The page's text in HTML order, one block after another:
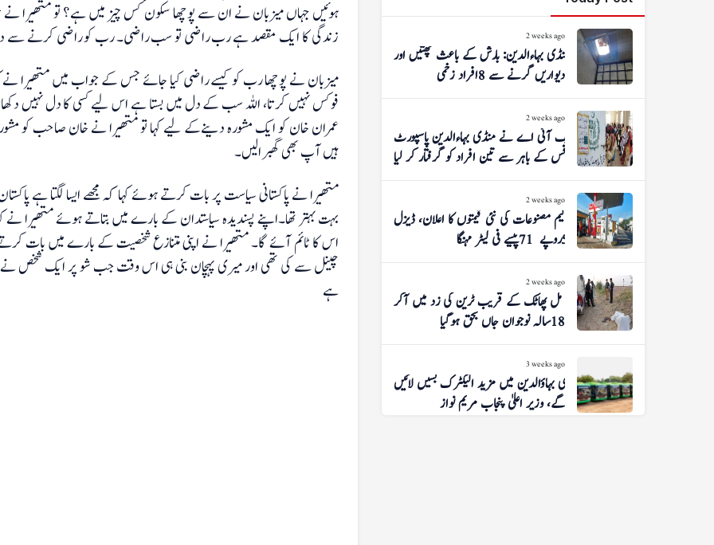
ہوئیں جہاں میزبان نے ان سے پوچھا سکون کس چیز میں ہے؟ تو
زندگی کا ایک مقصد ہے رب راضی تو سب راضی۔ رب کو راضی کرنے سے
میزبان نے پوچھا رب کو کیسے راضی کیا جائے جس کے جواب میں متھیرا نے
فوکس نہیں کرتا، اللہ سب کے دل میں بستا ہے اس لیے کسی کا دل نہیں
عمران خان کو ایک مشورہ دینےکے لیے کہا تو متھیرا نے خان صاحب کو
ہیں آپ بھی گھبرالیں۔
متھیرا نے پاکستانی سیاست پر بات کرتے ہوئے کہا کہ مجھے ایسا لگتا ہے
بہت بہتر تھا۔اپنے پسندیدہ سیاستدان کے بارے میں بتاتے ہوئے متھیرا نے
اس کا ٹائم آئے گا۔ متھیرا نے اپنی متنازع شخصیت کے بارے میں بات
چینل سے کی تھی اور میری پہچان بنی ہی اس وقت جب شو پر ایک شخص نے
ہے
2 weeks ago
منڈی بہاءالدین: بارش کے باعث چھتیں اور
دیواریں گرنے سے 8 افراد زخمی
2 weeks ago
ایف آئی اے نے منڈی بہاءالدین پاسپورٹ
آفس کے باہر سے تین افراد کو گرفتار کر لیا
2 weeks ago
پیٹرولیم مصنوعات کی نئی قیمتوں کا اعلان، ڈیزل
5 روپے 71 پیسے فی لیٹر مہنگا
2 weeks ago
شوگر مل پھاٹک کے قریب ٹرین کی زد میں آکر
18 سالہ نوجوان جاں بحق ہوگیا
3 weeks ago
منڈی بہاؤالدین میں مزید الیکٹرک بسیں لائیں
گے، وزیر اعلیٰ پنجاب مریم نواز